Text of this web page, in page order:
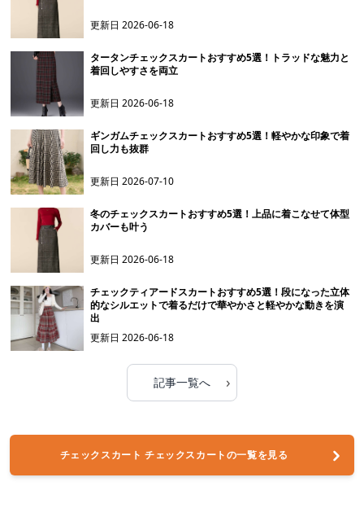
更新日2026-06-18
タータンチェックスカートおすすめ5選！トラッドな魅力と
着回しやすさを両立
更新日2026-06-18
ギンガムチェックスカートおすすめ5選！軽やかな印象で着
回し力も抜群
更新日2026-07-10
冬のチェックスカートおすすめ5選！上品に着こなせて体型
カバーも叶う
更新日2026-06-18
チェックティアードスカートおすすめ5選！段になった立体
的なシルエットで着るだけで華やかさと軽やかな動きを演
出
更新日2026-06-18
記事一覧へ ›
チェックスカート チェックスカートの一覧を見る